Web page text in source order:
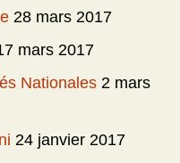
28 mars 2017
mars 2017
Nationales 2 mars
24 janvier 2017